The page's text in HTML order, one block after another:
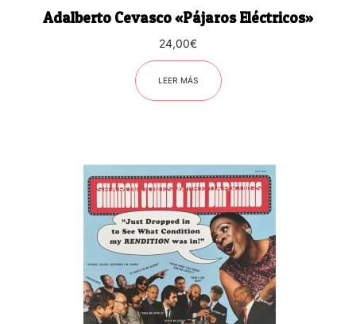
Adalberto Cevasco «Pájaros Eléctricos»
24,00€
LEER MÁS